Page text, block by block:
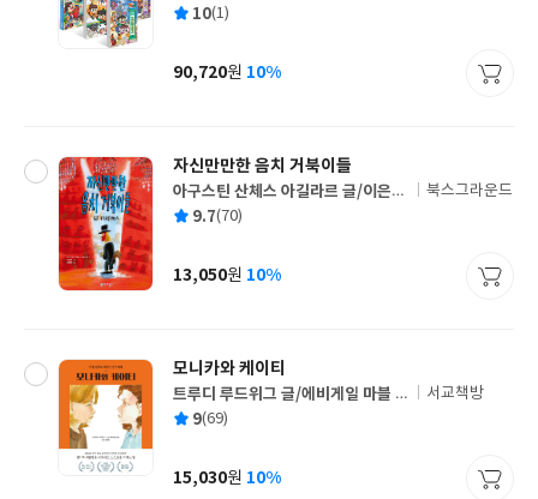
쓴
출
사
평 10(1)
가
90,720원 10%
자신만만한 음치 거북이들
글
쓴
아구스틴 산체스 아길라르 글/이은경
그림/김정하 역
출
사
북스그라운드
평 9.7(70)
가
13,050원 10%
모니카와 케이티
글
쓴
트루디 루드위그 글/에비게일 마블 그
림/강빈맘 역
출
사
서교책방
평 9(69)
가
15,030원 10%